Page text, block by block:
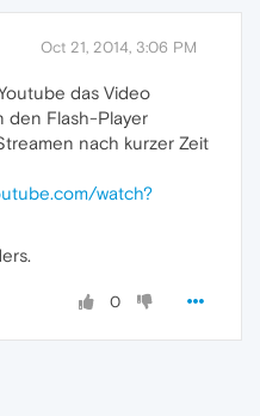
Oct 21, 2014, 3:06 PM
das Video
den Flash-Player
nach kurzer Zeit
watch?
0